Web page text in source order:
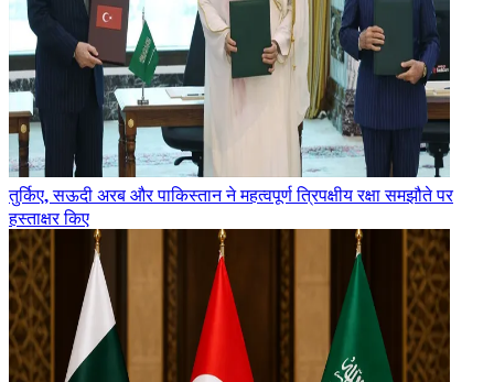
तुर्किए, सऊदी अरब और पाकिस्तान ने महत्वपूर्ण त्रिपक्षीय रक्षा समझौते पर
हस्ताक्षर किए